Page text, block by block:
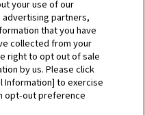
your use of our
partners,
that you have
collected from your
right to opt out of sale
by us. Please click
Information] to exercise
opt-out preference